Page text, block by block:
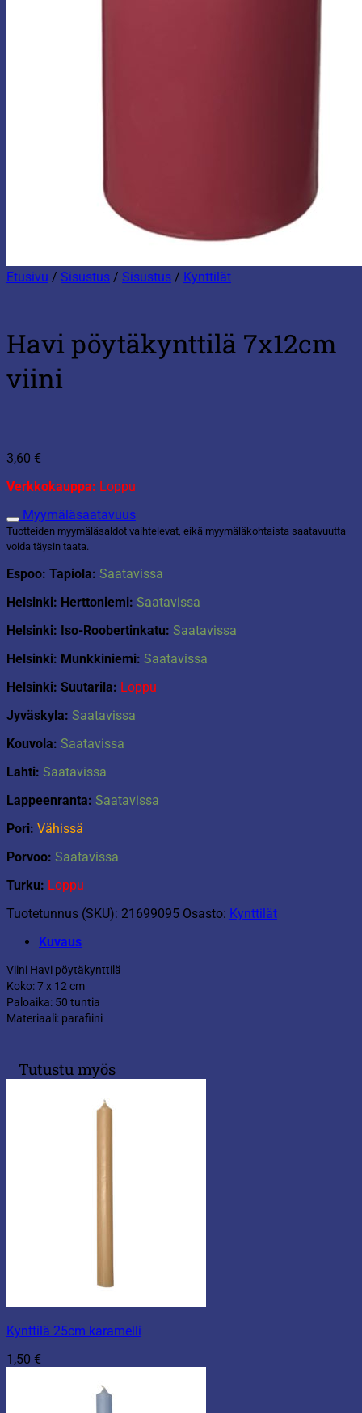
Etusivu / Sisustus / Sisustus / Kynttilät
Havi pöytäkynttilä 7x12cm
viini
3,60 €
Verkkokauppa: Loppu
Myymäläsaatavuus
Tuotteiden myymäläsaldot vaihtelevat, eikä myymäläkohtaista saatavuutta
voida täysin taata.
Espoo: Tapiola: Saatavissa
Helsinki: Herttoniemi: Saatavissa
Helsinki: Iso-Roobertinkatu: Saatavissa
Helsinki: Munkkiniemi: Saatavissa
Helsinki: Suutarila: Loppu
Jyväskyla: Saatavissa
Kouvola: Saatavissa
Lahti: Saatavissa
Lappeenranta: Saatavissa
Pori: Vähissä
Porvoo: Saatavissa
Turku: Loppu
Tuotetunnus (SKU): 21699095 Osasto: Kynttilät
Kuvaus
Viini Havi pöytäkynttilä
Koko: 7 x 12 cm
Paloaika: 50 tuntia
Materiaali: parafiini
Tutustu myös
Kynttilä 25cm karamelli
1,50 €